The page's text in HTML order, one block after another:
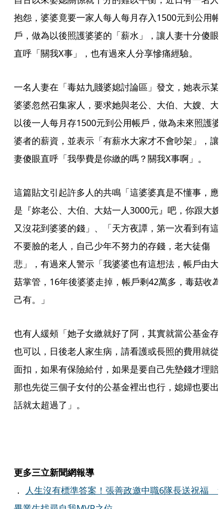
抱怨，婆婆竟要一家人每人每月存入1500元到公用帳
戶，做為以後照護婆婆的「薪水」，讓人妻十分傻眼
直呼「關我X事」，也有過來人分享慘痛經驗。
一名人妻在「毒姑九賤婆媳討論區」發文，她表示某
婆婆忽然召集家人，要求她與老公、大伯、大嫂、大
以後一人每月存1500元到公用帳戶，做為未來照護婆
婆者的薪資，並表示「有薪水大家才不會吵架」，讓
妻傻眼直呼「我學費是你繳的嗎？關我X事啊」。
這篇貼文引起許多人的共鳴「這婆婆真是不懂事，應
是『妳老公、大伯、大姑一人3000元』吧，你跟大嫂
又沒花到婆婆的錢」、「天方夜譚，第一次看到有這
不要臉的老人，自己少年不努力的存錢，老大徒傷
悲」，有過來人警示「我婆婆也有這想法，帳戶由大
菇掌管，16年後婆婆走掉，帳戶剩42萬多，毒菇收為
己有。」
也有人緩頰「她子女繳就好了阿，其實就當公基金存
也可以，日後老人家生病，請看護或長照的費用就從
面扣，如果有保險給付，如果是要自己先墊錢才理賠
那也先從三個子女付的公基金裡出也行，媳婦也要出
話就太超過了」。
更多三立新聞網報導
．
人生沒有標準答案！張善政邀中職6隊長送祝福